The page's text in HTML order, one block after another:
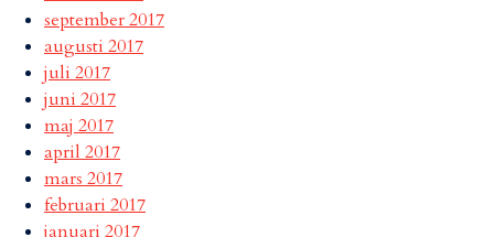
september 2017
augusti 2017
juli 2017
juni 2017
maj 2017
april 2017
mars 2017
februari 2017
januari 2017